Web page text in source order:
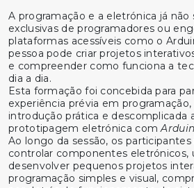
A programação e a eletrónica já
exclusivas de programadores ou
plataformas acessíveis como o
pessoa pode criar projetos
e compreender como funciona a
dia a dia.
Esta formação foi concebida para
experiência prévia em
introdução prática e descomplicada
prototipagem eletrónica com
Ao longo da sessão, os participantes
controlar componentes eletrónicos,
desenvolver pequenos projetos
programação simples e visual,